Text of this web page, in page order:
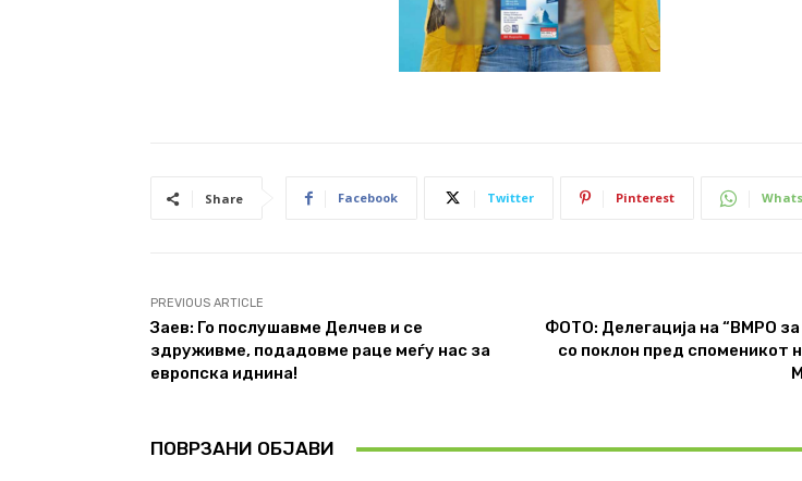
Share Facebook Twitter Pinterest
PREVIOUS ARTICLE
Заев: Го послушавме Делчев и се
здруживме, подадовме раце меѓу нас за
европска иднина!
ФОТО: Делегација на “ВМРО за
со поклон пред споменикот
ПОВРЗАНИ ОБЈАВИ